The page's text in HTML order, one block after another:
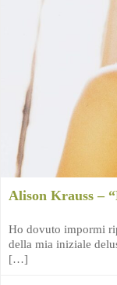
Alison Krauss –
Ho dovuto impormi
della mia iniziale
[…]